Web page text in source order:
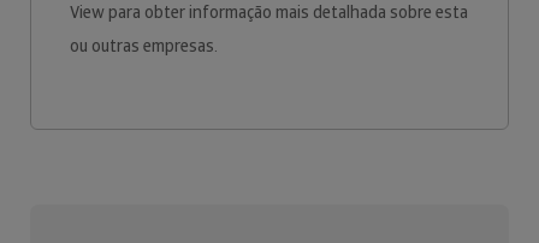
View para obter informação mais detalhada sobre esta
ou outras empresas.